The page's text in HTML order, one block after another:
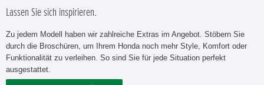
Lassen Sie sich inspirieren.
Zu jedem Modell haben wir zahlreiche Extras im Angebot. Stöbern Sie
durch die Broschüren, um Ihrem Honda noch mehr Style, Komfort oder
Funktionalität zu verleihen. So sind Sie für jede Situation perfekt
ausgestattet.